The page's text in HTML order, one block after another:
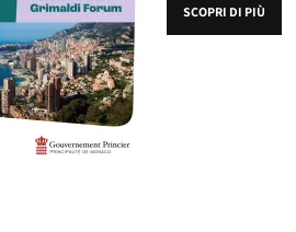
SCOPRI DI PIÙ